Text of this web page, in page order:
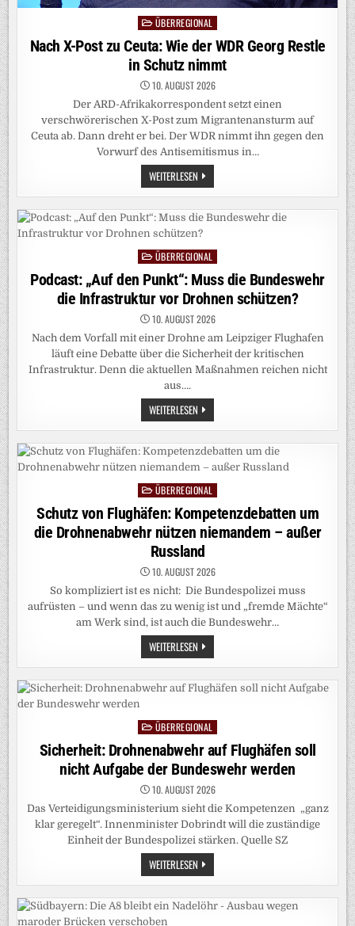
PostedÜBERREGIONAL
Nach X-Post zu Ceuta: Wie der WDR Georg Restle
in Schutz nimmt
10. AUGUST 2026
Der ARD-Afrikakorrespondent setzt einen
verschwörerischen X-Post zum Migrantenansturm auf
Ceuta ab. Dann dreht er bei. Der WDR nimmt ihn gegen den
Vorwurf des Antisemitismus in…
WEITERLESEN NACH
X-
POST
CEUTA:
WIE
DER
WDR
GEORG
RESTLE
IN
SCHUTZ
NIMMT
Posted
in
ÜBERREGIONAL
Podcast: „Auf den Punkt“: Muss die Bundeswehr
die Infrastruktur vor Drohnen schützen?
10. AUGUST 2026
Nach dem Vorfall mit einer Drohne am Leipziger Flughafen
läuft eine Debatte über die Sicherheit der kritischen
Infrastruktur. Denn die aktuellen Maßnahmen reichen nicht
aus….
WEITERLESEN PODCAST:
„AUF
DEN
MUSS
DIE
BUNDESWEHR
DIE
INFRASTRUKTUR
VOR
DROHNEN
SCHÜTZEN?
Posted
in
ÜBERREGIONAL
Schutz von Flughäfen: Kompetenzdebatten um
die Drohnenabwehr nützen niemandem – außer
Russland
10. AUGUST 2026
So kompliziert ist es nicht: Die Bundespolizei muss
aufrüsten – und wenn das zu wenig ist und „fremde Mächte“
am Werk sind, ist auch die Bundeswehr…
WEITERLESEN SCHUTZ
VON
FLUGHÄFEN:
UM
DIE
NÜTZEN
NIEMANDEM –
AUSSER R
USSLAND
PostedÜBERREGIONAL
Sicherheit: Drohnenabwehr auf Flughäfen soll
nicht Aufgabe der Bundeswehr werden
10. AUGUST 2026
Das Verteidigungsministerium sieht die Kompetenzen „ganz
klar geregelt“. Innenminister Dobrindt will die zuständige
Einheit der Bundespolizei stärken. Quelle SZ
WEITERLESEN SICHERHEIT:
DROHNENABWEHR
AUF
SOLL
NICHT